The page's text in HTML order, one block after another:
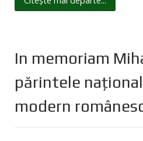
In memoriam
părintele
modern